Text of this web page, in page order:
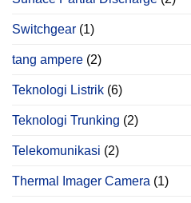
Switchgear (1)
tang ampere (2)
Teknologi Listrik (6)
Teknologi Trunking (2)
Telekomunikasi (2)
Thermal Imager Camera (1)